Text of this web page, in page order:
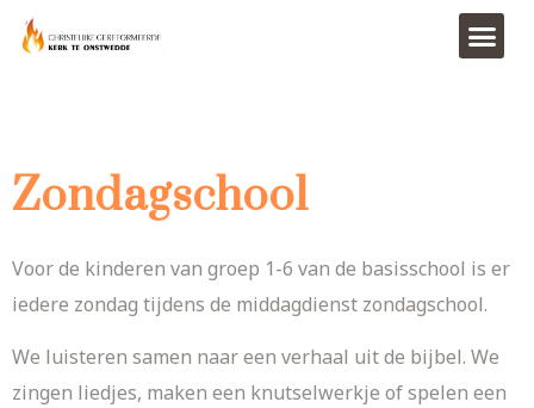
Zondagschool
Voor de kinderen van groep 1-6 van de basisschool is er
iedere zondag tijdens de middagdienst zondagschool.
We luisteren samen naar een verhaal uit de bijbel. We
zingen liedjes, maken een knutselwerkje of spelen een